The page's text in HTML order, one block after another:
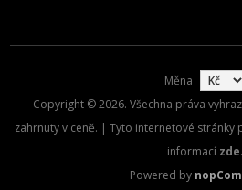
Měna
Copyright © 2026. Všechna práva
zahrnuty v ceně. | Tyto internetové stránky
informací zde.
Powered by